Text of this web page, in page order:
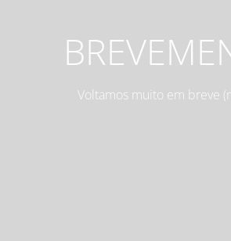
Voltamos muito em breve